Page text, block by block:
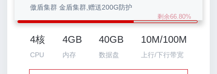
傲盾集群 金盾集群,赠送200G防护
剩余66.80%
4核
CPU
4GB
内存
40GB
数据盘
10M/100M
上行/下行带宽